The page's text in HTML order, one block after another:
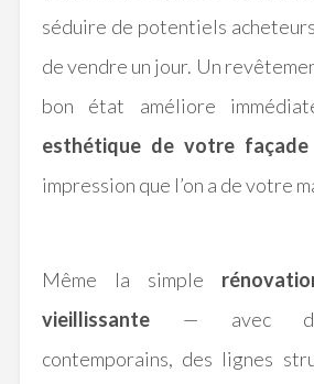
séduire de potentiels
de vendre un jour. Un
bon état améliore
esthétique de votre façade
impression que l’on a de votre
Même la simple
vieillissante— avec des
contemporains, des lignes